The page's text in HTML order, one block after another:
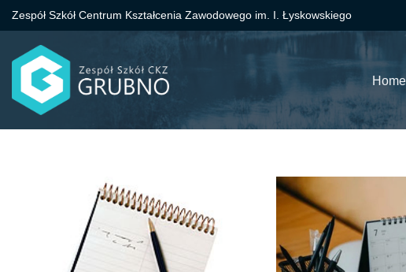
Przejdź
do
treści
Zespół Szkół Centrum Kształcenia Zawodowego im. I. Łyskowskiego
Home